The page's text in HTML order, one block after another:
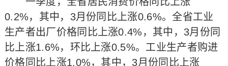
0.2%，其中，3月份同比上涨0.6%。全省工业
生产者出厂价格同比上涨0.4%，其中，3月份同
比上涨1.6%，环比上涨0.5%。工业生产者购进
价格同比上涨1.0%，其中，3月份同比上涨